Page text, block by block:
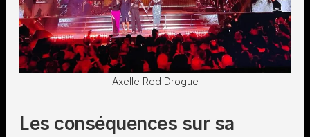
Axelle Red Drogue
Les conséquences sur sa